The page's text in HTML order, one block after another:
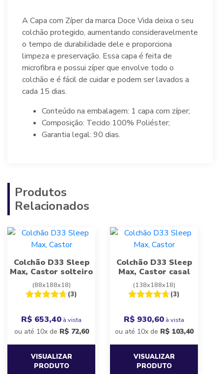
A Capa com Zíper da marca Doce Vida deixa o seu
colchão protegido, aumentando consideravelmente
o tempo de durabilidade dele e proporciona
limpeza e preservação. Essa capa é feita de
microfibra e possui zíper que envolve todo o
colchão e é fácil de cuidar e podem ser lavados a
cada 15 dias.
Conteúdo na embalagem: 1 capa com zíper;
Composição: Tecido 100% Poliéster;
Garantia legal: 90 dias.
Produtos
Relacionados
Colchão D33 Sleep
Max, Castor solteiro
(88x188x18)
(3)
R$ 653,40 à vista
ou até 10x de R$ 72,60
VISUALIZAR
PRODUTO
Colchão D33 Sleep
Max, Castor casal
(138x188x18)
(3)
R$ 930,60 à vista
ou até 10x de R$ 103,40
VISUALIZAR
PRODUTO